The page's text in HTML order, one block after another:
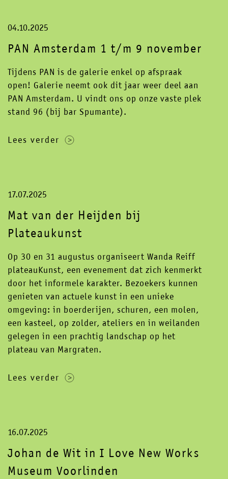
04.10.2025
PAN Amsterdam 1 t/m 9 november
Tijdens PAN is de galerie enkel op afspraak
open! Galerie neemt ook dit jaar weer deel aan
PAN Amsterdam. U vindt ons op onze vaste plek
stand 96 (bij bar Spumante).
Lees verder
17.07.2025
Mat van der Heijden bij
Plateaukunst
Op 30 en 31 augustus organiseert Wanda Reiff
plateauKunst, een evenement dat zich kenmerkt
door het informele karakter. Bezoekers kunnen
genieten van actuele kunst in een unieke
omgeving: in boerderijen, schuren, een molen,
een kasteel, op zolder, ateliers en in weilanden
gelegen in een prachtig landschap op het
plateau van Margraten.
Lees verder
16.07.2025
Johan de Wit in I Love New Works
Museum Voorlinden